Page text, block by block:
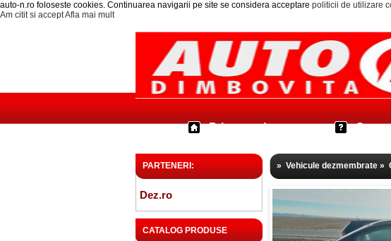
auto-n.ro foloseste cookies. Continuarea navigarii pe site se considera acceptare politicii de utilizare
Am citit si acceptAfla mai mult
Prima pagina Cum
PARTENERI:
Dez.ro
CATALOG PRODUSE
» Vehicule dezmembrate »